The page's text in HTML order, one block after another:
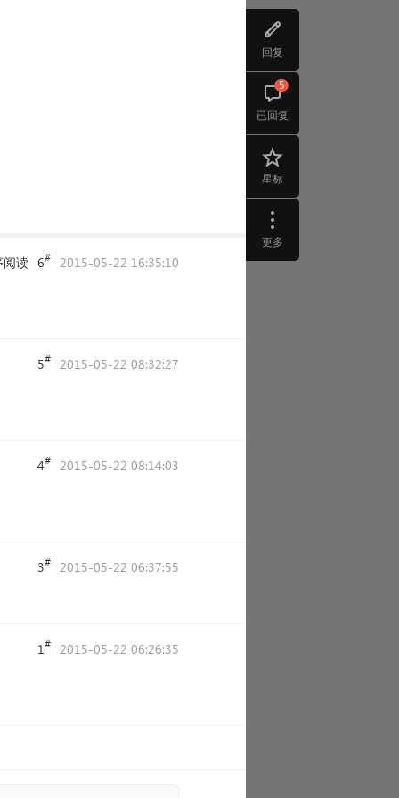
回复
已回复
5
星标
更多
阅读 6# 2015-05-22 16:35:10
5# 2015-05-22 08:32:27
4# 2015-05-22 08:14:03
3# 2015-05-22 06:37:55
1 # 2015-05-22 06:26:35